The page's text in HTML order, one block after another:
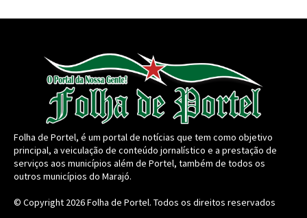
Folha de Portel, é um portal de notícias que tem como objetivo
principal, a veiculação de conteúdo jornalístico e a prestação de
serviços aos municípios além de Portel, também de todos os
outros municípios do Marajó.
© Copyright 2026Folha de Portel. Todos os direitos reservados